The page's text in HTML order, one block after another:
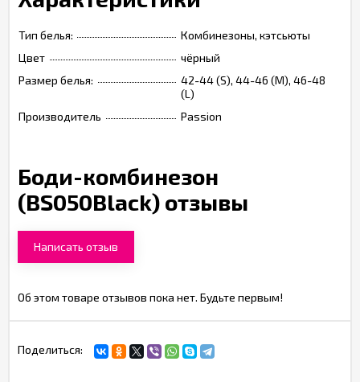
Тип белья:
Комбинезоны, кэтсьюты
Цвет
чёрный
Размер белья:
42-44 (S), 44-46 (M), 46-48
(L)
Производитель
Passion
Боди-комбинезон
(BS050Black) отзывы
Написать отзыв
Об этом товаре отзывов пока нет. Будьте первым!
Поделиться: